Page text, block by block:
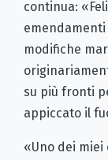
continua:
modifiche
su più fronti
appiccato il
«Uno dei